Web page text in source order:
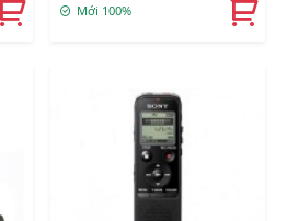
Mới 100%